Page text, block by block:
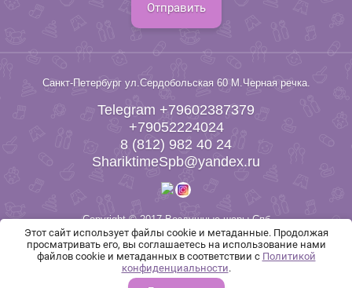
Этот сайт использует файлы cookie и метаданные. Продолжая
просматривать его, вы соглашаетесь на использование нами
файлов cookie и метаданных в соответствии с Политикой
конфиденциальности.
Отправить
Санкт-Петербург ул.Сердобольская 60 М.Черная речка.
Telegram +79602387379
+79052224024
8 (812) 982 40 24
ShariktimeSpb@yandex.ru
Copyright © 2017 Воздушные шары Спб
Сайт создан в:megagroup.ru